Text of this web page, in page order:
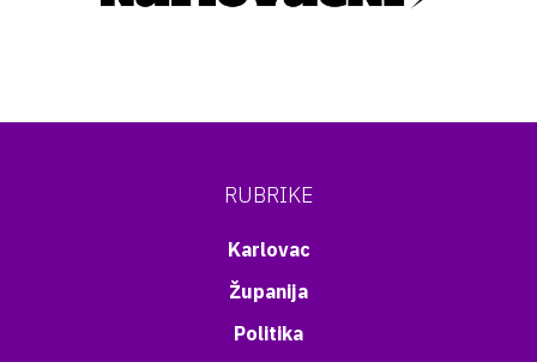
RUBRIKE
Karlovac
Županija
Politika